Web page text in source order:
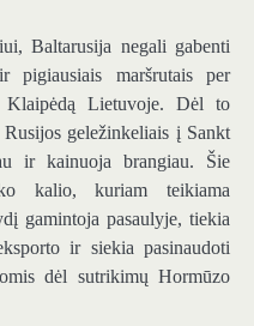
Baltarusija negali gabenti
pigiausiais maršrutais per
Lietuvoje. Dėl to
geležinkeliais į Sankt
ir kainuoja brangiau. Šie
kalio, kuriam teikiama
gamintoja pasaulyje, tiekia
ir siekia pasinaudoti
dėl sutrikimų Hormūzo